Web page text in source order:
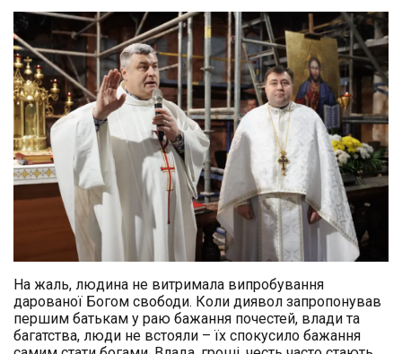
На жаль, людина не витримала випробування
дарованої Богом свободи. Коли диявол запропонував
першим батькам у раю бажання почестей, влади та
багатства, люди не встояли – їх спокусило бажання